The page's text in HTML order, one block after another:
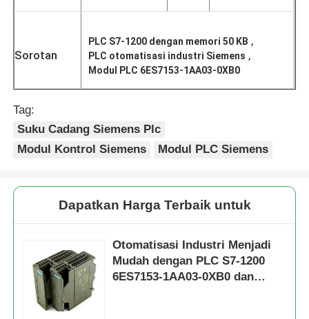
Sorotan
PLC S7-1200 dengan memori 50 KB ,
PLC otomatisasi industri Siemens ,
Modul PLC 6ES7153-1AA03-0XB0
Tag:
Suku Cadang Siemens Plc
Modul Kontrol Siemens
Modul PLC Siemens
Dapatkan Harga Terbaik untuk
Otomatisasi Industri Menjadi
Mudah dengan PLC S7-1200
6ES7153-1AA03-0XB0 dan